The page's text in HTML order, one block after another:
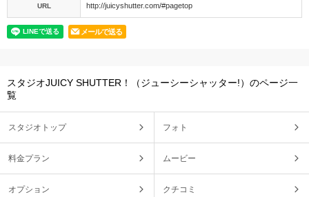
URL http://juicyshutter.com/#pagetop
メールで送る
スタジオJUICY SHUTTER！（ジューシーシャッター!）のページ一
覧
スタジオトップ フォト
料金プラン ムービー
オプション クチコミ